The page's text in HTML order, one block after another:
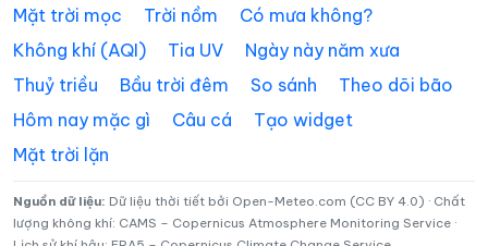
Xã Nguyễn Việt Khái Xã Ninh Quới
Xã Phong Hiệp Xã Phong Thạnh
Xã Phú Mỹ
Xã Phước Long Xã Quách Phẩm
Mặt trời mọc
Trời nồm
Có mưa không?
Không khí (AQI)
Tia UV
Ngày này năm xưa
Thuỷ triều
Bầu trời đêm So sánh
Theo dõi bão
Hôm nay mặc gì
Câu cá
Tạo widget
Mặt trời lặn
Nguồn dữ liệu: Dữ liệu thời tiết bởi Open-Meteo.com (CC BY 4.0) · Chất
lượng không khí: CAMS – Copernicus Atmosphere Monitoring Service ·